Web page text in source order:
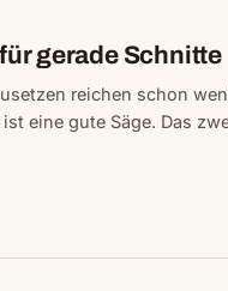
gerade Schnitte
reichen schon
eine gute Säge. Das